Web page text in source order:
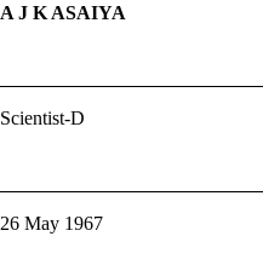
A J K ASAIYA
Scientist-D
26 May 1967